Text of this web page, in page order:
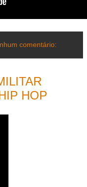
comentário:
HOP